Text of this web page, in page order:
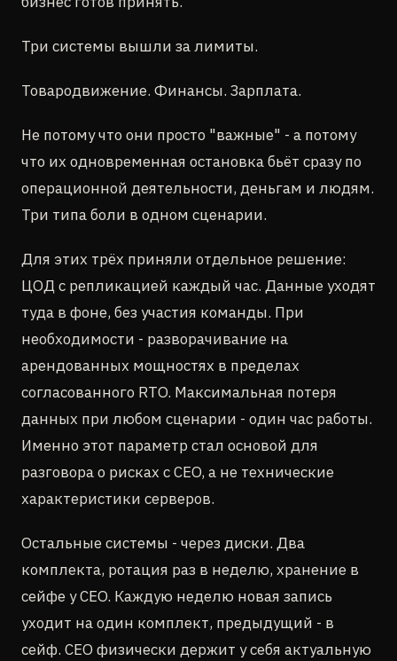
Три системы вышли за лимиты.
Товародвижение. Финансы. Зарплата.
Не потому что они просто "важные" - а потому
что их одновременная остановка бьёт сразу по
операционной деятельности, деньгам и людям.
Три типа боли в одном сценарии.
Для этих трёх приняли отдельное решение:
ЦОД с репликацией каждый час. Данные уходят
туда в фоне, без участия команды. При
необходимости - разворачивание на
арендованных мощностях в пределах
согласованного RTO. Максимальная потеря
данных при любом сценарии - один час работы.
Именно этот параметр стал основой для
разговора о рисках с CEO, а не технические
характеристики серверов.
Остальные системы - через диски. Два
комплекта, ротация раз в неделю, хранение в
сейфе у CEO. Каждую неделю новая запись
уходит на один комплект, предыдущий - в
сейф. CEO физически держит у себя актуальную